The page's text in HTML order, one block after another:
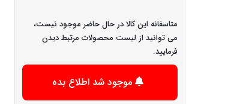
متاسفانه این کالا در حال حاضر موجود نیست،
می توانید از لیست محصولات مرتبط دیدن
فرمایید.
موجود شد اطلاع بده